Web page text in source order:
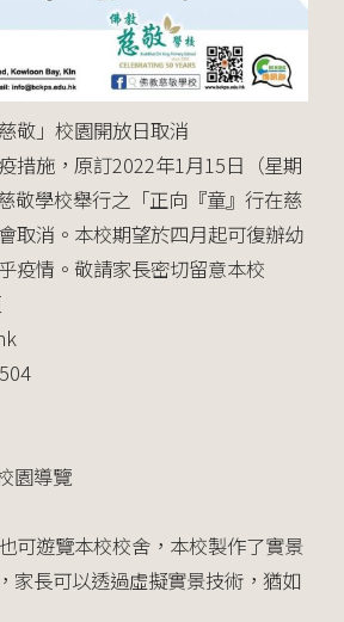
敬」校園開放日取消
措施，原訂2022年1月15日（星期
敬學校舉行之「正向『童』行在慈
取消。本校期望於四月起可復辦幼
疫情。敬請家長密切留意本校
園導覽
可遊覽本校校舍，本校製作了實景
家長可以透過虛擬實景技術，猶如